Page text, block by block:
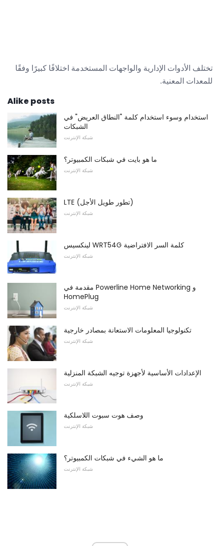
تختلف الأدوات الإدارية والواجهات المستخدمة اختلافًا كبيرًا وفقًا
للمعدات المعنية.
Alike posts
استخدام وسوء استخدام كلمة "النطاق العريض" في
الشبكات
شبكة الإنترنت
ما هو بايت في شبكات الكمبيوتر؟
شبكة الإنترنت
LTE (تطور طويل الأجل)
شبكة الإنترنت
لينكسيس WRT54G كلمة السر الافتراضية
شبكة الإنترنت
مقدمة في Powerline Home Networking و
HomePlug
شبكة الإنترنت
تكنولوجيا المعلومات الاستعانة بمصادر خارجية
شبكة الإنترنت
الإعدادات الأساسية لأجهزة توجيه الشبكة المنزلية
شبكة الإنترنت
وصف هوت سبوت اللاسلكية
شبكة الإنترنت
ما هو الشيء في شبكات الكمبيوتر؟
شبكة الإنترنت